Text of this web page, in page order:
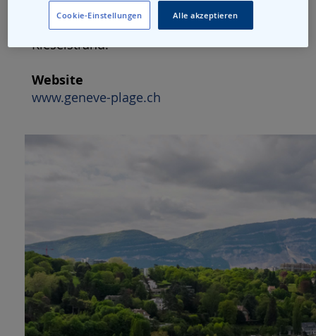
Entspannungsaktivitäten, mehrere
Schwimmbecken, einen überwachten
Kieselstrand.
Website
www.geneve-plage.ch
Cookie-Einstellungen Alle akzeptieren